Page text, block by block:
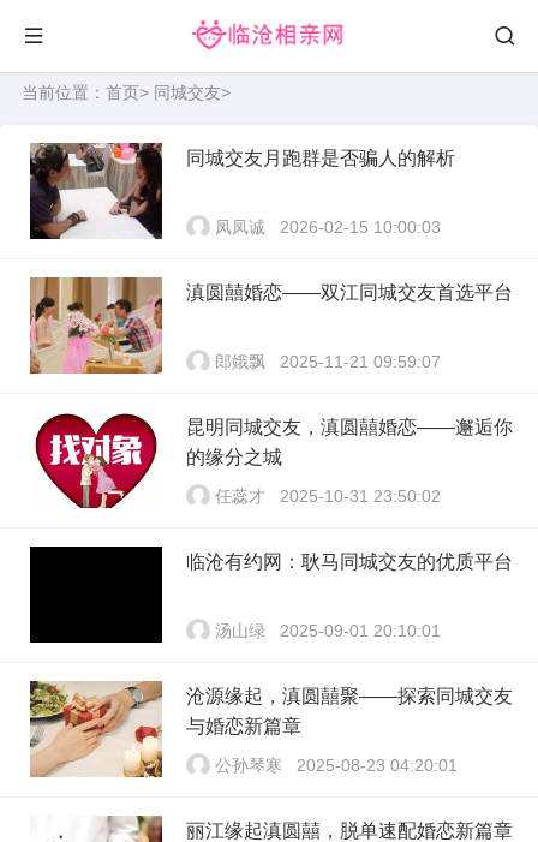
当前位置： 首页> 同城交友>
同城交友月跑群是否骗人的解析
凤凤诚 2026-02-15 10:00:03
滇圆囍婚恋——双江同城交友首选平台
郎娥飘 2025-11-21 09:59:07
昆明同城交友，滇圆囍婚恋——邂逅你
的缘分之城
任蕊才 2025-10-31 23:50:02
临沧有约网：耿马同城交友的优质平台
汤山绿 2025-09-01 20:10:01
沧源缘起，滇圆囍聚——探索同城交友
与婚恋新篇章
公孙琴寒 2025-08-23 04:20:01
丽江缘起滇圆囍，脱单速配婚恋新篇章